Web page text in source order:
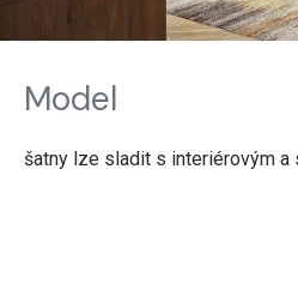
Model
šatny lze sladit s interiérovým a